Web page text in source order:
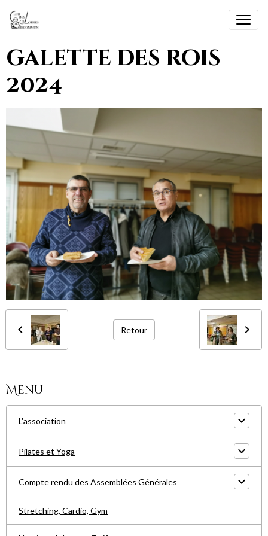
galette des rois
2024
Retour
Menu
L'association
Pilates et Yoga
Compte rendu des Assemblées Générales
Stretching, Cardio, Gym